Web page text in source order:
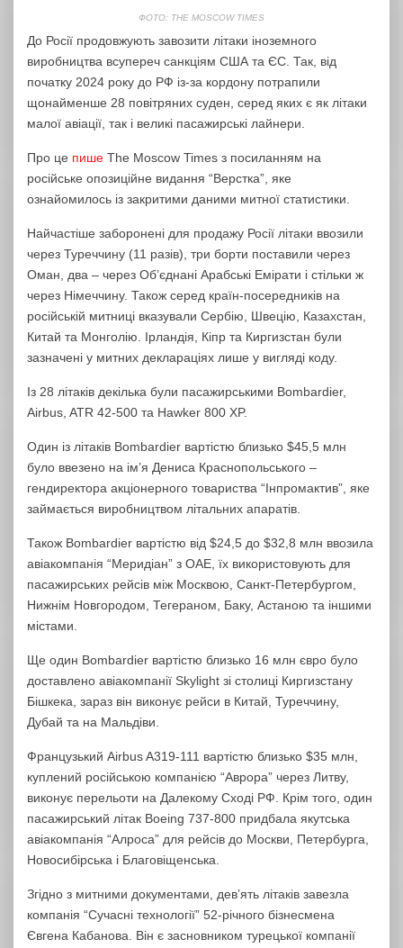
ФОТО: THE MOSCOW TIMES
До Росії продовжують завозити літаки іноземного
виробництва всупереч санкціям США та ЄС. Так, від
початку 2024 року до РФ із-за кордону потрапили
щонайменше 28 повітряних суден, серед яких є як літаки
малої авіації, так і великі пасажирські лайнери.
Про це пише The Moscow Times з посиланням на
російське опозиційне видання “Верстка”, яке
ознайомилось із закритими даними митної статистики.
Найчастіше заборонені для продажу Росії літаки ввозили
через Туреччину (11 разів), три борти поставили через
Оман, два – через Об’єднані Арабські Емірати і стільки ж
через Німеччину. Також серед країн-посередників на
російській митниці вказували Сербію, Швецію, Казахстан,
Китай та Монголію. Ірландія, Кіпр та Киргизстан були
зазначені у митних деклараціях лише у вигляді коду.
Із 28 літаків декілька були пасажирськими Bombardier,
Airbus, ATR 42-500 та Hawker 800 XP.
Один із літаків Bombardier вартістю близько $45,5 млн
було ввезено на ім’я Дениса Краснопольського –
гендиректора акціонерного товариства “Інпромактив”, яке
займається виробництвом літальних апаратів.
Також Bombardier вартістю від $24,5 до $32,8 млн ввозила
авіакомпанія “Меридіан” з ОАЕ, їх використовують для
пасажирських рейсів між Москвою, Санкт-Петербургом,
Нижнім Новгородом, Тегераном, Баку, Астаною та іншими
містами.
Ще один Bombardier вартістю близько 16 млн євро було
доставлено авіакомпанії Skylight зі столиці Киргизстану
Бішкека, зараз він виконує рейси в Китай, Туреччину,
Дубай та на Мальдіви.
Французький Airbus A319-111 вартістю близько $35 млн,
куплений російською компанією “Аврора” через Литву,
виконує перельоти на Далекому Сході РФ. Крім того, один
пасажирський літак Boeing 737-800 придбала якутська
авіакомпанія “Алроса” для рейсів до Москви, Петербурга,
Новосибірська і Благовіщенська.
Згідно з митними документами, дев’ять літаків завезла
компанія “Сучасні технології” 52-річного бізнесмена
Євгена Кабанова. Він є засновником турецької компанії